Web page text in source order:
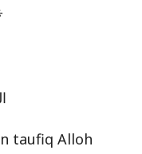
taufiq Alloh